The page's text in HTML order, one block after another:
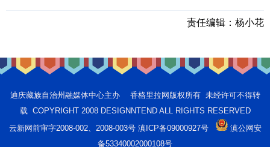
责任编辑： 杨小花
迪庆藏族自治州融媒体中心主办 香格里拉网版权所有 未经许可不得转
载 COPYRIGHT 2008 DESIGNNTEND ALL RIGHTS RESERVED
云新网前审字2008-002、2008-003号 滇ICP备09000927号
滇公网安
备53340002000108号